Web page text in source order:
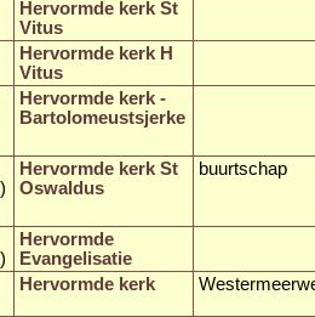
Hervormde kerk St
Vitus
Hervormde kerk H
Vitus
Hervormde kerk -
Bartolomeustsjerke
Hervormde kerk St
Oswaldus
buurtschap
Hervormde
Evangelisatie
Hervormde kerk